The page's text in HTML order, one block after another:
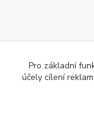
Pro základní
účely cílení